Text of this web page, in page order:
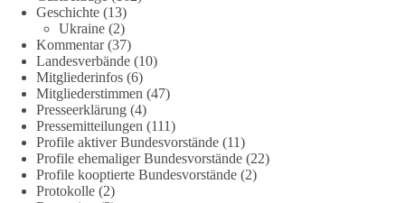
158 26 69
DieBasis
2 Tage(n) zuvor
🌍 Migration darf niemals zum politischen Druckmittel
werden.
Die Ereignisse in Ceuta zeigen, wie schnell Menschen
Geschichte (13)
Ukraine (2)
Kommentar(37)
Landesverbände (10)
Mitgliederinfos (6)
Mitgliederstimmen (47)
Presseerklärung (4)
Pressemitteilungen (111)
Profile aktiver Bundesvorstände (11)
Profile ehemaliger Bundesvorstände (22)
Profile kooptierte Bundesvorstände (2)
Protokolle (2)